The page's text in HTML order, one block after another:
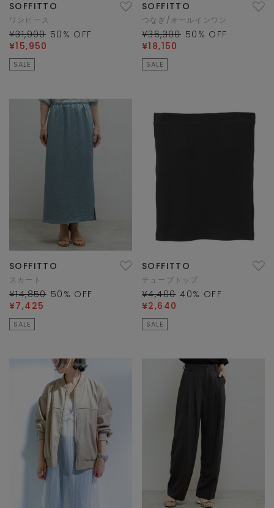
SOFFITTO
ワンピース
¥31,900 50 % OFF
¥15,950
SALE
SOFFITTO
つなぎ/オールインワン
¥36,300 50 % OFF
¥18,150
SALE
SOFFITTO
スカート
¥14,850 50 % OFF
¥7,425
SALE
SOFFITTO
チューブトップ
¥4,400 40% OFF
¥2,640
SALE